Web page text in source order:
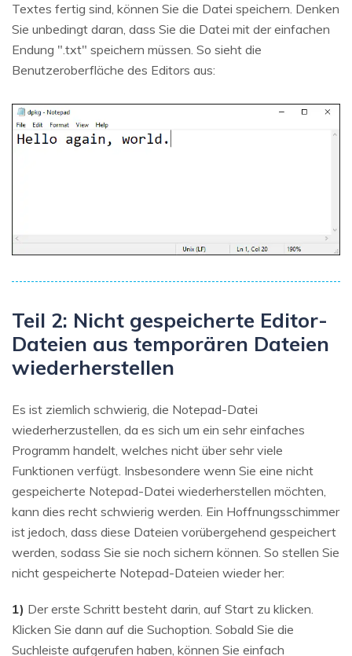
Textes fertig sind, können Sie die Datei speichern. Denken
Sie unbedingt daran, dass Sie die Datei mit der einfachen
Endung ".txt" speichern müssen. So sieht die
Benutzeroberfläche des Editors aus:
Teil 2: Nicht gespeicherte Editor-
Dateien aus temporären Dateien
wiederherstellen
Es ist ziemlich schwierig, die Notepad-Datei
wiederherzustellen, da es sich um ein sehr einfaches
Programm handelt, welches nicht über sehr viele
Funktionen verfügt. Insbesondere wenn Sie eine nicht
gespeicherte Notepad-Datei wiederherstellen möchten,
kann dies recht schwierig werden. Ein Hoffnungsschimmer
ist jedoch, dass diese Dateien vorübergehend gespeichert
werden, sodass Sie sie noch sichern können. So stellen Sie
nicht gespeicherte Notepad-Dateien wieder her:
1) Der erste Schritt besteht darin, auf Start zu klicken.
Klicken Sie dann auf die Suchoption. Sobald Sie die
Suchleiste aufgerufen haben, können Sie einfach